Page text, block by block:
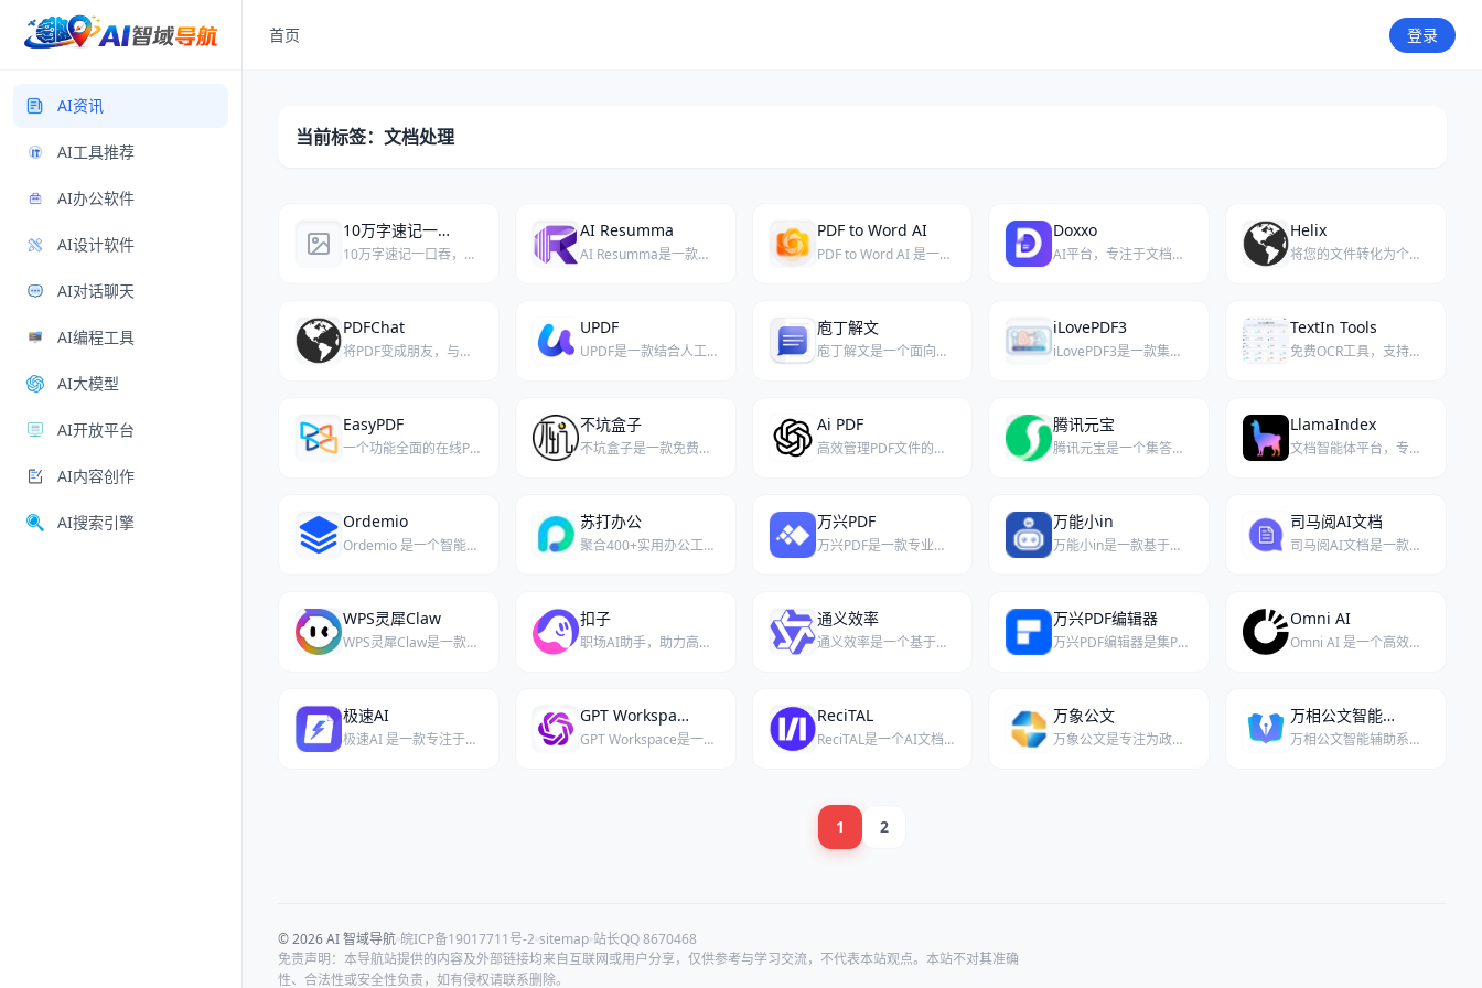
AI资讯
AI工具推荐
AI办公软件
AI设计软件
AI对话聊天
AI编程工具
AI大模型
AI开放平台
AI内容创作
AI搜索引擎
首页 登录
当前标签：文档处理
10万字速记一口吞，金山办公新Agent开始直接交活了
10万字速记一口吞，金山办公新Agent灵犀已能直接消化超长会议记录并交付PPT、数据分析报告，AI办公从“帮写”迈入“帮完成”阶段。
AI Resumma
AI Resumma是一款能够将长文本和文档自动提炼为简洁摘要的AI工具。
PDF to Word AI
PDF to Word AI 是一款利用人工智能技术在线将PDF文档转换为可编辑Word文件的工具，核心优势在于智能保留原始布局与格式。
Doxxo
AI平台，专注于文档处理、发票提取与法律分析。
Helix
将您的文件转化为个性化AI聊天机器人，Helix为您打造专属的智能对话体验。
PDFChat
将PDF变成朋友，与之对话！
UPDF
UPDF是一款结合人工智能技术的智能PDF编辑工具，致力于为用户提供高效、便捷的文档处理体验。
庖丁解文
庖丁解文是一个面向信息密集型行业的AI助手，专注于文档的智能摘要与交互式对话。
iLovePDF3
iLovePDF3是一款集多种功能于一体的在线PDF处理工具，提供免费且易于使用的解决方案。
TextIn Tools
免费OCR工具，支持文字识别、表格识别及多种文件格式转换。
EasyPDF
一个功能全面的在线PDF处理工具，支持多种格式转换与编辑操作。
不坑盒子
不坑盒子是一款免费的Office插件，专为高效处理Word、Excel、PPT和WPS文档而设计。
Ai PDF
高效管理PDF文件的工具，支持大尺寸文档处理，提升用户满意度与生产力。
腾讯元宝
腾讯元宝是一个集答疑解惑、文档精读与内容创作于一体的智能助手平台，助力用户高效完成各类工作任务。
LlamaIndex
文档智能体平台，专为开发者打造，集成OCR与低代码流程，快速部署高精度文档解析与自动化Agent。
Ordemio
Ordemio 是一个智能文档转化平台，将产品和开发文档转化为带行引用的可靠答案，提升客户自助服务能力。
苏打办公
聚合400+实用办公工具，提升效率的一站式导航平台
万兴PDF
万兴PDF是一款专业的在线工具，提供多种PDF编辑和转换服务，操作便捷，适合个人和企业用户。
万能小in
万能小in是一款基于个人知识库提供智能化文档学习、信息检索与长文写作辅助的AI助手应用。
司马阅AI文档
司马阅AI文档是一款企业级文档智能处理平台，通过自研模型将非结构化文档高效转化为标准数据，助力企业实现数字化转型。
WPS灵犀Claw
WPS灵犀Claw是一款由WPS官方推出的AI智能助手，旨在通过简洁高效的方式帮助用户快速完成办公任务。
扣子
职场AI助手，助力高效办公与个人成长
通义效率
通义效率是一个基于大语言模型、旨在提升工作与学习效率的AI工具平台。
万兴PDF编辑器
万兴PDF编辑器是集PDF创建、编辑、转换与安全保护于一体的专业桌面软件，以直观界面和丰富功能提升文档处理效率。
Omni AI
Omni AI 是一个高效、易用的AI工具，通过简单的代码调用，能够快速处理和分析大量文档
极速AI
极速AI 是一款专注于文档解析、格式转换与信息提取的 AI 工具，通过轻量化设计帮助个人和中小企业提升文档处理效率。
GPT Workspace
GPT Workspace是一款深度集成Google全家桶的AI助手，旨在通过GPT技术提升Docs、Sheets和Slides等应用的生产力。
ReciTAL
ReciTAL是一个AI文档处理与理解平台，能够自动处理与解析文档。
万象公文
万象公文是专注为政企提供公文全流程智慧服务的平台。
万相公文智能辅助系统
万相公文智能辅助系统是一个全流程切入公文办公场景，提供智能化公文办公服务，帮助用户高效、规范完成公文写作与处理的AI助手。
1 2
© 2026 AI 智域导航 皖ICP备19017711号-2 sitemap 站长QQ 8670468
免责声明：本导航站提供的内容及外部链接均来自互联网或用户分享，仅供参考与学习交流，不代表本站观点。本站不对其准确
性、合法性或安全性负责，如有侵权请联系删除。